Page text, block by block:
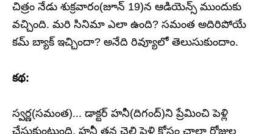
చిత్రం నేడు శుక్రవారం(జూన్‌ 19)న ఆడియెన్స్ ముందుకు
వచ్చింది. మరి సినిమా ఎలా ఉంది? సమంత అదిరిపోయే
కమ్‌ బ్యాక్‌ ఇచ్చిందా? అనేది రివ్యూలో తెలుసుకుందాం.
కథ:
స్వర్ణ(సమంత)... డాక్టర్ హనీ(దిగంద్‌)ని ప్రేమించి పెళ్లి
చేసుకుంటుంది. హనీ తన చెల్లి పెళ్లి కోసం చాలా రోజుల